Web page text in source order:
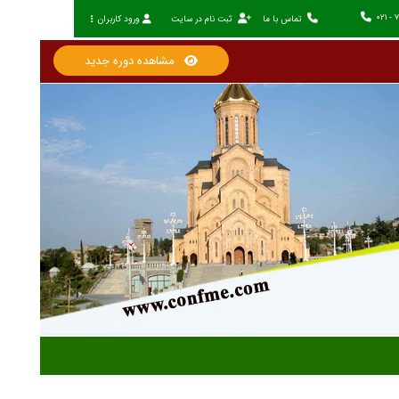
021 - تماس با ما ثبت نام در سایت ورود کاربران
مشاهده دوره جدید